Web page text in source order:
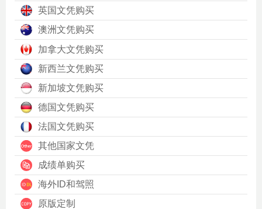
英国文凭购买
澳洲文凭购买
加拿大文凭购买
新西兰文凭购买
新加坡文凭购买
德国文凭购买
法国文凭购买
其他国家文凭
成绩单购买
海外ID和驾照
原版定制